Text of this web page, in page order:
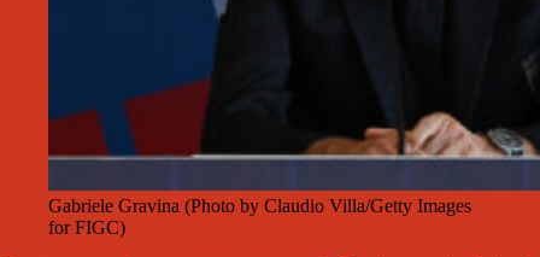
Gabriele Gravina (Photo by Claudio Villa/Getty Images
for FIGC)